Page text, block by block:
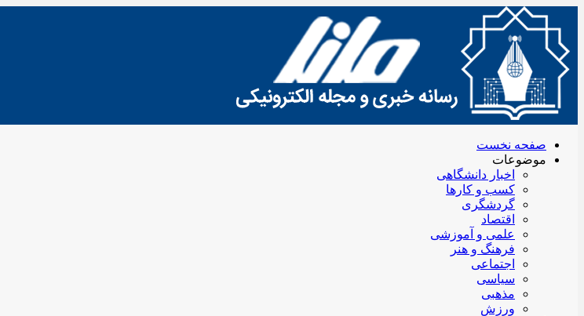
صفحه نخست
موضوعات
اخبار دانشگاهی
کسب و کارها
گردشگری
اقتصاد
علمی و آموزشی
فرهنگ و هنر
اجتماعی
سیاسی
مذهبی
ورزش